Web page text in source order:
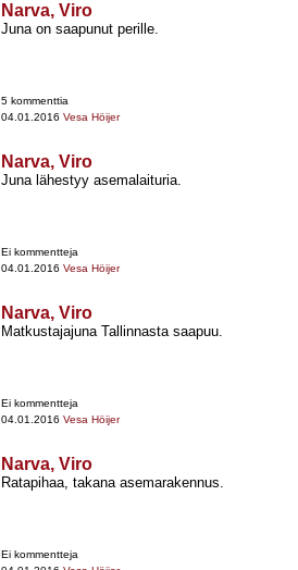
Narva, Viro
Juna on saapunut perille.
5 kommenttia
04.01.2016 Vesa Höijer
Narva, Viro
Juna lähestyy asemalaituria.
Ei kommentteja
04.01.2016 Vesa Höijer
Narva, Viro
Matkustajajuna Tallinnasta saapuu.
Ei kommentteja
04.01.2016 Vesa Höijer
Narva, Viro
Ratapihaa, takana asemarakennus.
Ei kommentteja